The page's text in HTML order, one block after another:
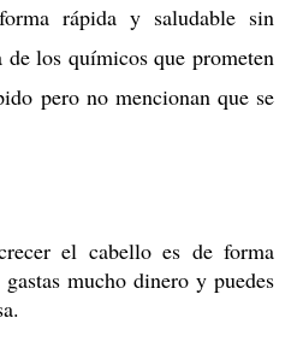
rápida y saludable sin
los químicos que prometen
pero no mencionan que se
el cabello es de forma
mucho dinero y puedes